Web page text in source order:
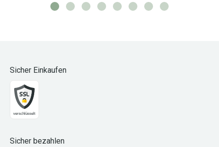
Sicher Einkaufen
Sicher bezahlen